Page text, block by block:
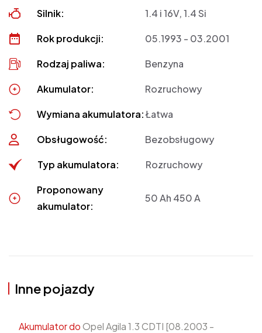
Silnik: 1.4 i 16V, 1.4 Si
Rok produkcji: 05.1993 - 03.2001
Rodzaj paliwa: Benzyna
Akumulator: Rozruchowy
Wymiana akumulatora:Łatwa
Obsługowość: Bezobsługowy
Typ akumulatora: Rozruchowy
Proponowany
akumulator:
50 Ah 450 A
Inne pojazdy
Akumulator doOpel Agila 1.3 CDTI [08.2003 -